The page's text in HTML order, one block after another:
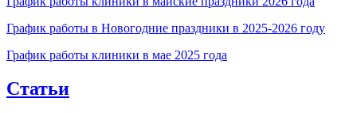
График работы в Новогодние праздники в 2025-2026 году
График работы клиники в мае 2025 года
Статьи